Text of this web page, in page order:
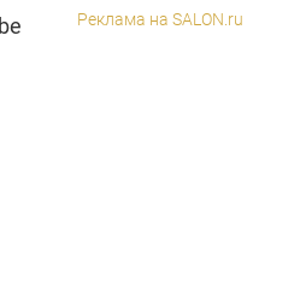
Реклама на SALON.ru